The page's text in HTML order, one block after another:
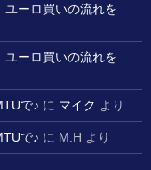
ユーロ買いの流れを
ユーロ買いの流れを
で♪ に マイク より
で♪ に M.H より